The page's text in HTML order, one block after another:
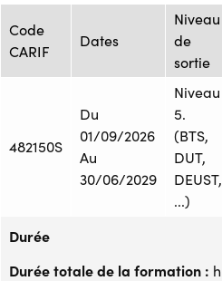
Code
CARIF
Dates
Niveau
de
sortie
482150S
Du
01/09/2026
Au
30/06/2029
Niveau
5.
(BTS,
DUT,
DEUST,
...)
Durée
Durée totale de la formation : h